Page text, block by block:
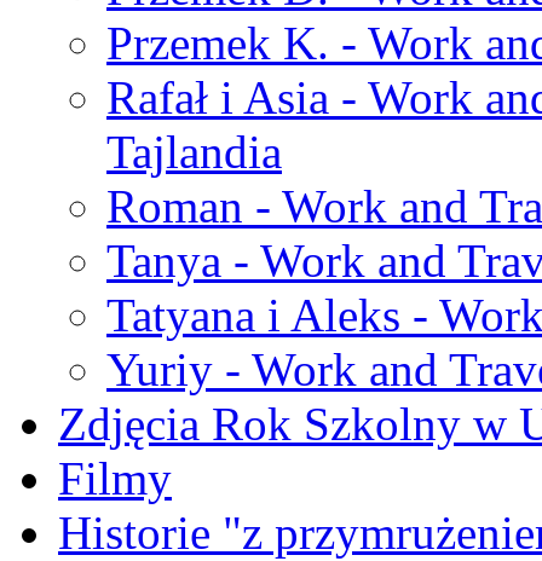
Przemek K. - Work
Rafał i Asia - Work
Tajlandia
Roman - Work and
Tanya - Work and
Tatyana i Aleks -
Yuriy - Work and
Zdjęcia Rok Szkolny w
Filmy
Historie "z